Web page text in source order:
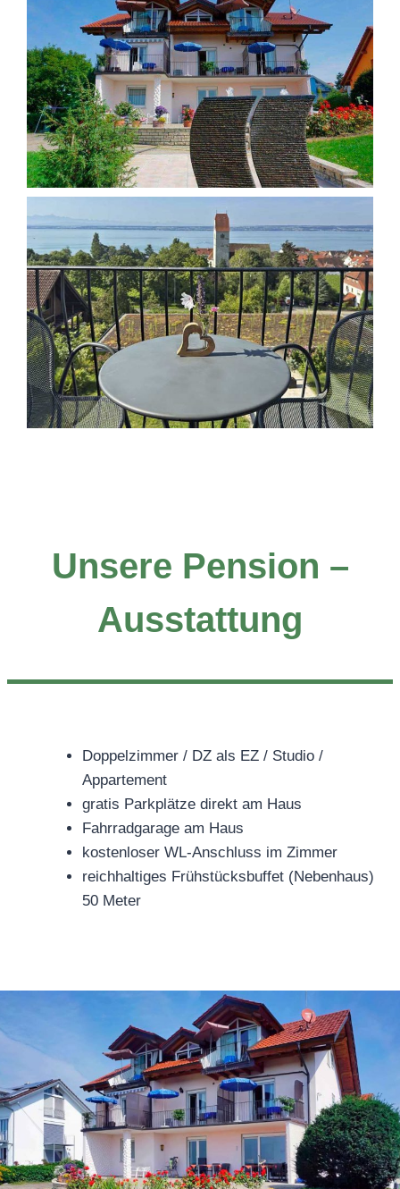
Unsere Pension –
Ausstattung
Doppelzimmer / DZ als EZ / Studio /
Appartement
gratis Parkplätze direkt am Haus
Fahrradgarage am Haus
kostenloser WL-Anschluss im Zimmer
reichhaltiges Frühstücksbuffet (Nebenhaus)
50 Meter